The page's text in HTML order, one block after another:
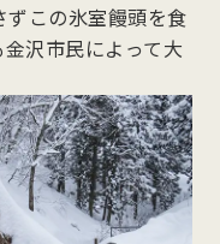
この氷室饅頭を食
沢市民によって大